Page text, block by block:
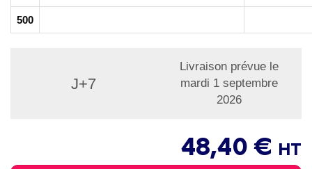
500
J+7
Livraison prévue le
mardi 1 septembre
2026
48,40 € HT